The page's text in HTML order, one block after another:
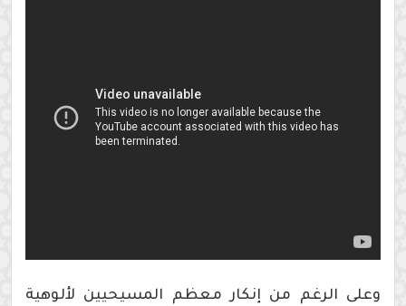
وعلى الرغم من إنكار معظم المسيحيين لألوهية